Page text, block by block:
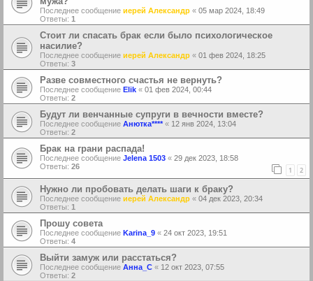
Последнее сообщение иерей Александр « 05 мар 2024, 18:49
Ответы: 1
Стоит ли спасать брак если было психологическое
насилие?
Последнее сообщение иерей Александр « 01 фев 2024, 18:25
Ответы: 3
Разве совместного счастья не вернуть?
Последнее сообщение Elik « 01 фев 2024, 00:44
Ответы: 2
Будут ли венчанные супруги в вечности вместе?
Последнее сообщение Анютка****« 12 янв 2024, 13:04
Ответы: 2
Брак на грани распада!
Последнее сообщение Jelena 1503 « 29 дек 2023, 18:58
Ответы: 26 1 2
Нужно ли пробовать делать шаги к браку?
Последнее сообщение иерей Александр « 04 дек 2023, 20:34
Ответы: 1
Прошу совета
Последнее сообщение Karina_9 « 24 окт 2023, 19:51
Ответы: 4
Выйти замуж или расстаться?
Последнее сообщение Анна_С « 12 окт 2023, 07:55
Ответы: 2